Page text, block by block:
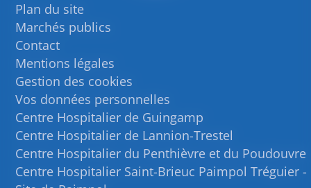
Plan du site
Marchés publics
Contact
Mentions légales
Gestion des cookies
Vos données personnelles
Centre Hospitalier de Guingamp
Centre Hospitalier de Lannion-Trestel
Centre Hospitalier du Penthièvre et du Poudouvre
Centre Hospitalier Saint-Brieuc Paimpol Tréguier -